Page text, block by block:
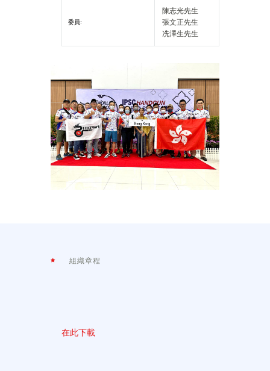
委員:
陳志光先生
張文正先生
冼澤生先生
組織章程
在此下載